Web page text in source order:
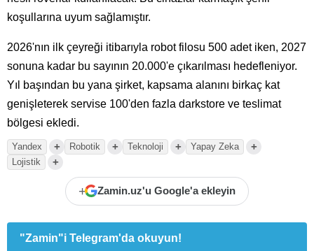
koşullarına uyum sağlamıştır.
2026'nın ilk çeyreği itibarıyla robot filosu 500 adet iken, 2027
sonuna kadar bu sayının 20.000'e çıkarılması hedefleniyor.
Yıl başından bu yana şirket, kapsama alanını birkaç kat
genişleterek servise 100'den fazla darkstore ve teslimat
bölgesi ekledi.
Yandex + Robotik + Teknoloji + Yapay Zeka +
Lojistik +
+ Zamin.uz'u Google'a ekleyin
"Zamin"i Telegram'da okuyun!